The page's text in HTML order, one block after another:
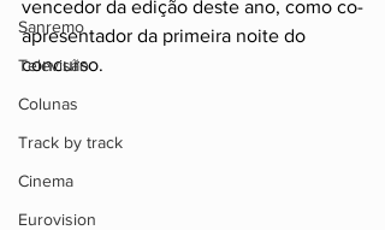
Sanremo
Televisão
Colunas
Track by track
Cinema
Eurovision
vencedor da edição deste ano, como co-
apresentador da primeira noite do
concurso.